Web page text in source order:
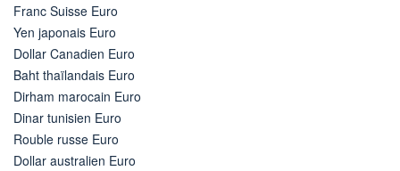
Franc Suisse Euro
Yen japonais Euro
Dollar Canadien Euro
Baht thaïlandais Euro
Dirham marocain Euro
Dinar tunisien Euro
Rouble russe Euro
Dollar australien Euro